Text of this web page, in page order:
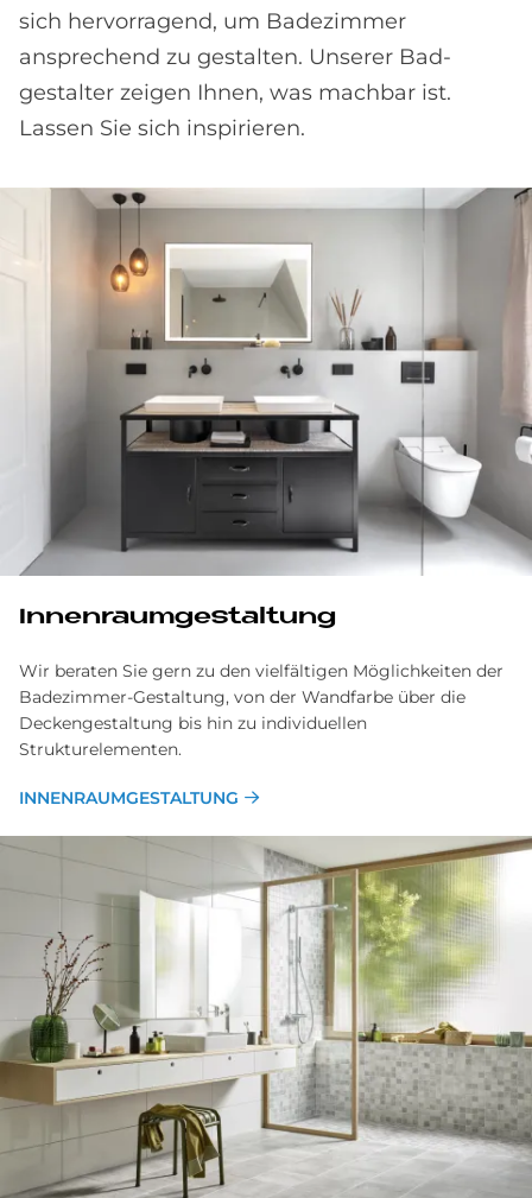
sich hervorragend, um Bade­zimmer
ansprechend zu gestalten. Unserer Bad­
gestalter zeigen Ihnen, was machbar ist.
Lassen Sie sich inspirieren.
In­nen­raum­ge­stal­tung
Wir beraten Sie gern zu den vielfältigen Möglichkeiten der
Badezimmer-Gestaltung, von der Wandfarbe über die
Deckengestaltung bis hin zu individuellen
Strukturelementen.
INNENRAUMGESTALTUNG